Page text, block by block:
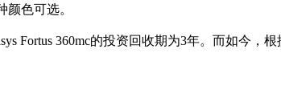
色可选。
Fortus 360mc的投资回收期为3年。而如今，